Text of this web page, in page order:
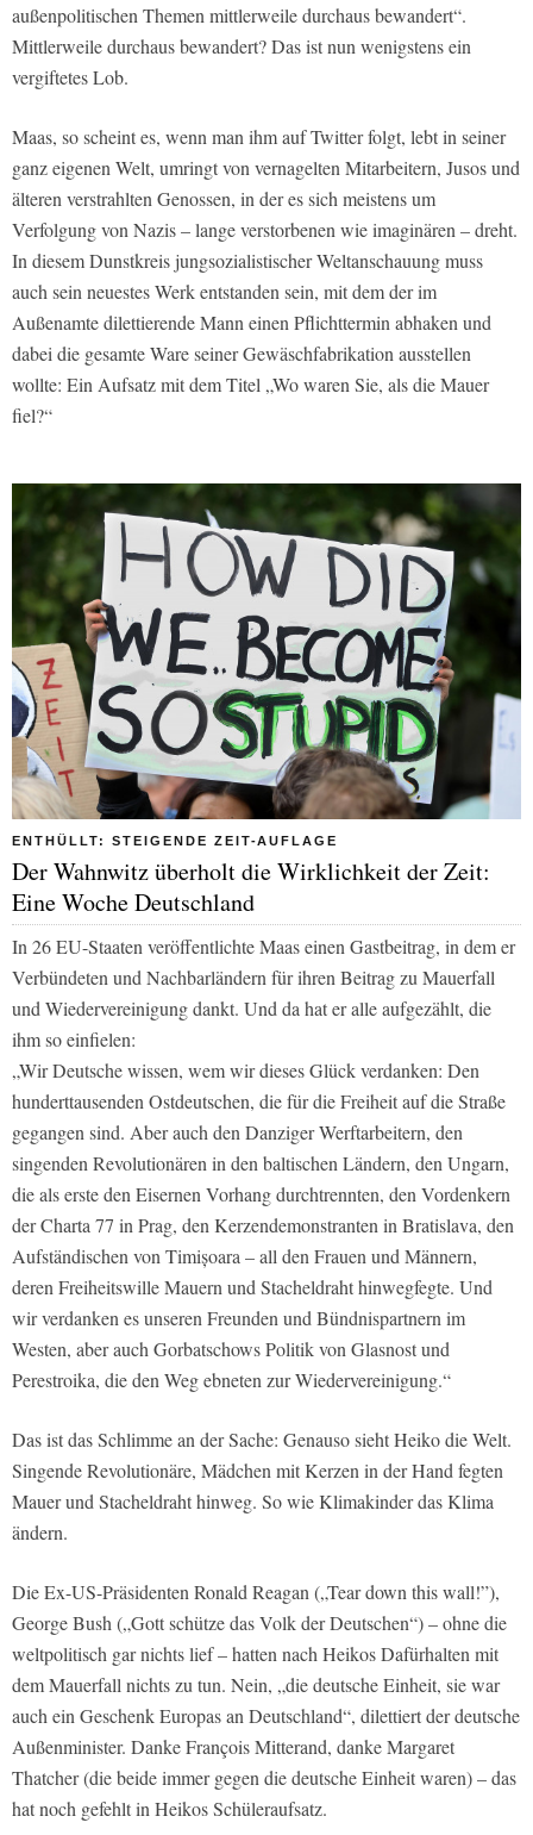
außenpolitischen Themen mittlerweile durchaus bewandert“.
Mittlerweile durchaus bewandert? Das ist nun wenigstens ein
vergiftetes Lob.
Maas, so scheint es, wenn man ihm auf Twitter folgt, lebt in seiner
ganz eigenen Welt, umringt von vernagelten Mitarbeitern, Jusos und
älteren verstrahlten Genossen, in der es sich meistens um
Verfolgung von Nazis – lange verstorbenen wie imaginären – dreht.
In diesem Dunstkreis jungsozialistischer Weltanschauung muss
auch sein neuestes Werk entstanden sein, mit dem der im
Außenamte dilettierende Mann einen Pflichttermin abhaken und
dabei die gesamte Ware seiner Gewäschfabrikation ausstellen
wollte: Ein Aufsatz mit dem Titel „Wo waren Sie, als die Mauer
fiel?“
ENTHÜLLT: STEIGENDE ZEIT-AUFLAGE
Der Wahnwitz überholt die Wirklichkeit der Zeit:
Eine Woche Deutschland
In 26 EU-Staaten veröffentlichte Maas einen Gastbeitrag, in dem er
Verbündeten und Nachbarländern für ihren Beitrag zu Mauerfall
und Wiedervereinigung dankt. Und da hat er alle aufgezählt, die
ihm so einfielen:
„Wir Deutsche wissen, wem wir dieses Glück verdanken: Den
hunderttausenden Ostdeutschen, die für die Freiheit auf die Straße
gegangen sind. Aber auch den Danziger Werftarbeitern, den
singenden Revolutionären in den baltischen Ländern, den Ungarn,
die als erste den Eisernen Vorhang durchtrennten, den Vordenkern
der Charta 77 in Prag, den Kerzendemonstranten in Bratislava, den
Aufständischen von Timișoara – all den Frauen und Männern,
deren Freiheitswille Mauern und Stacheldraht hinwegfegte. Und
wir verdanken es unseren Freunden und Bündnispartnern im
Westen, aber auch Gorbatschows Politik von Glasnost und
Perestroika, die den Weg ebneten zur Wiedervereinigung.“
Das ist das Schlimme an der Sache: Genauso sieht Heiko die Welt.
Singende Revolutionäre, Mädchen mit Kerzen in der Hand fegten
Mauer und Stacheldraht hinweg. So wie Klimakinder das Klima
ändern.
Die Ex-US-Präsidenten Ronald Reagan („Tear down this wall!”),
George Bush („Gott schütze das Volk der Deutschen“) – ohne die
weltpolitisch gar nichts lief – hatten nach Heikos Dafürhalten mit
dem Mauerfall nichts zu tun. Nein, „die deutsche Einheit, sie war
auch ein Geschenk Europas an Deutschland“, dilettiert der deutsche
Außenminister. Danke François Mitterand, danke Margaret
Thatcher (die beide immer gegen die deutsche Einheit waren) – das
hat noch gefehlt in Heikos Schüleraufsatz.